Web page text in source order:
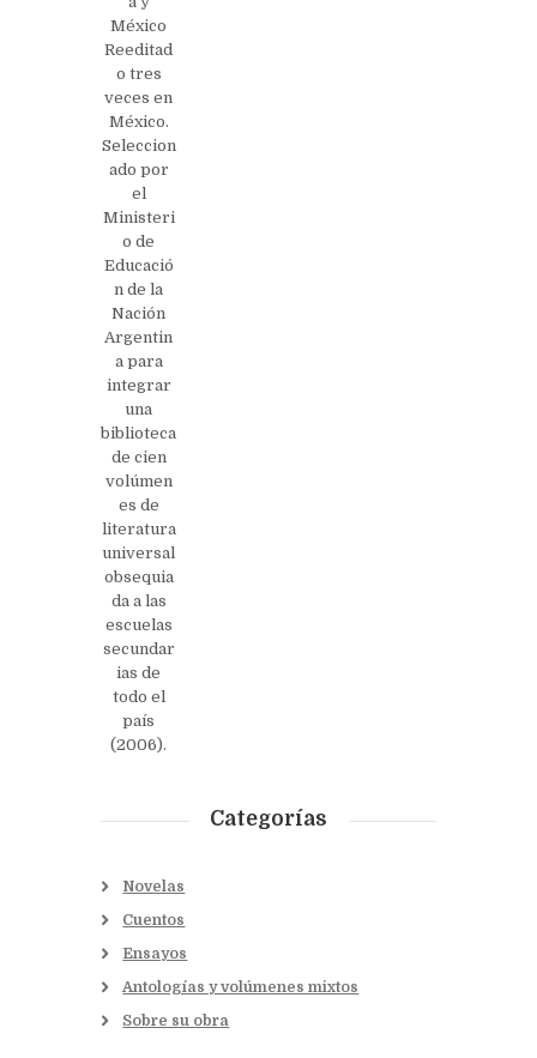
México
Reeditad
o tres
veces en
México.
Seleccion
ado por
el
Ministeri
o de
Educació
n de la
Nación
Argentin
a para
integrar
una
biblioteca
de cien
volúmen
es de
literatura
universal
obsequia
da a las
escuelas
secundar
ias de
todo el
país
(2006).
Categorías
Novelas
Cuentos
Ensayos
Antologías y volúmenes mixtos
Sobre su obra